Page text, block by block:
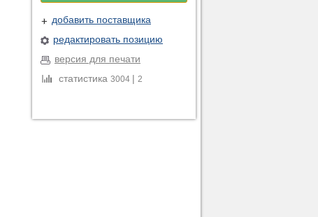
добавить поставщика
редактировать позицию
версия для печати
статистика 3004 | 2